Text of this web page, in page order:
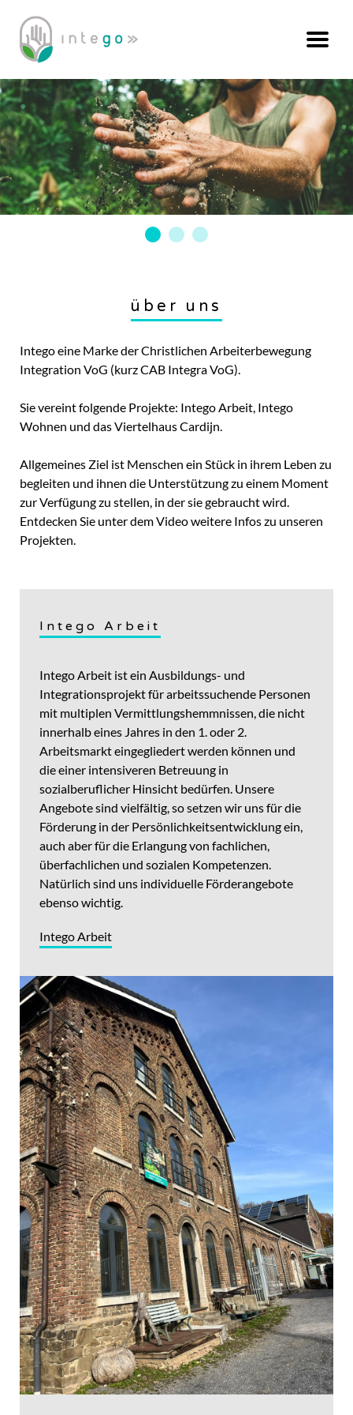
über uns
Intego eine Marke der Christlichen Arbeiterbewegung
Integration VoG (kurz CAB Integra VoG).
Sie vereint folgende Projekte: Intego Arbeit, Intego
Wohnen und das Viertelhaus Cardijn.
Allgemeines Ziel ist Menschen ein Stück in ihrem Leben zu
begleiten und ihnen die Unterstützung zu einem Moment
zur Verfügung zu stellen, in der sie gebraucht wird.
Entdecken Sie unter dem Video weitere Infos zu unseren
Projekten.
Intego Arbeit
Intego Arbeit ist ein Ausbildungs- und
Integrationsprojekt für arbeitssuchende Personen
mit multiplen Vermittlungshemmnissen, die nicht
innerhalb eines Jahres in den 1. oder 2.
Arbeitsmarkt eingegliedert werden können und
die einer intensiveren Betreuung in
sozialberuflicher Hinsicht bedürfen. Unsere
Angebote sind vielfältig, so setzen wir uns für die
Förderung in der Persönlichkeitsentwicklung ein,
auch aber für die Erlangung von fachlichen,
überfachlichen und sozialen Kompetenzen.
Natürlich sind uns individuelle Förderangebote
ebenso wichtig.
Intego Arbeit